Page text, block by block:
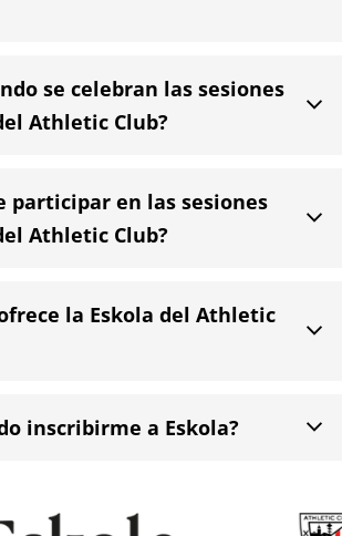
de tarjeta ni el CVV en nuestros
se celebran las sesiones
Athletic Club?

participar en las sesiones
Athletic Club?

la Eskola del Athletic

inscribirme a Eskola? 